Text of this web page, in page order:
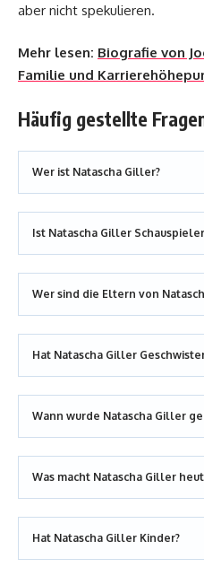
aber nicht spekulieren.
Mehr lesen: Biografie von
Familie und
Häufig gestellte
Wer ist Natascha Giller?
Ist Natascha Giller
Wer sind die Eltern von
Hat Natascha Giller
Wann wurde Natascha Giller
Was macht Natascha Giller
Hat Natascha Giller Kinder?